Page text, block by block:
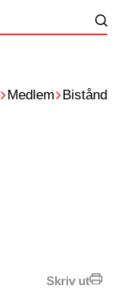
Medlem Bistånd
Skriv ut